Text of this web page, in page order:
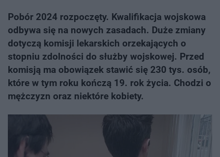
Pobór 2024 rozpoczęty. Kwalifikacja wojskowa
odbywa się na nowych zasadach. Duże zmiany
dotyczą komisji lekarskich orzekających o
stopniu zdolności do służby wojskowej. Przed
komisją ma obowiązek stawić się 230 tys. osób,
które w tym roku kończą 19. rok życia. Chodzi o
mężczyzn oraz niektóre kobiety.